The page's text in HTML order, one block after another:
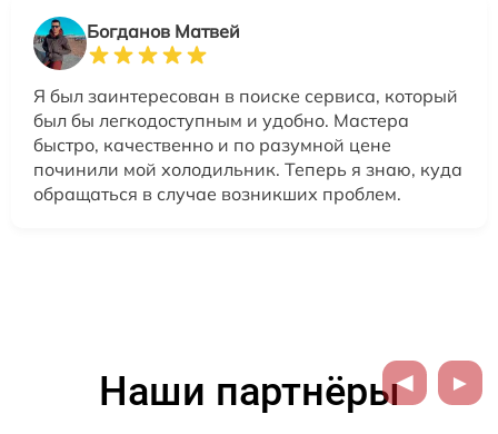
Богданов Матвей
Я был заинтересован в поиске сервиса, который
был бы легкодоступным и удобно. Мастера
быстро, качественно и по разумной цене
починили мой холодильник. Теперь я знаю, куда
обращаться в случае возникших проблем.
Наши партнёры